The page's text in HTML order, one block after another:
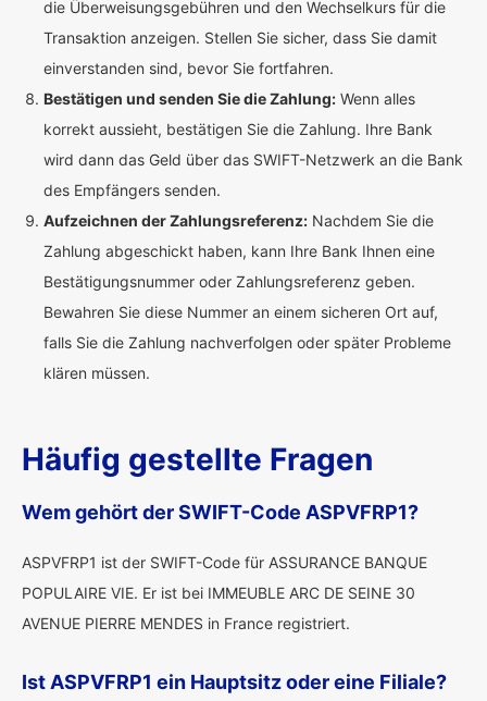
die Überweisungsgebühren und den Wechselkurs für die
Transaktion anzeigen. Stellen Sie sicher, dass Sie damit
einverstanden sind, bevor Sie fortfahren.
Bestätigen und senden Sie die Zahlung: Wenn alles
korrekt aussieht, bestätigen Sie die Zahlung. Ihre Bank
wird dann das Geld über das SWIFT-Netzwerk an die Bank
des Empfängers senden.
Aufzeichnen der Zahlungsreferenz: Nachdem Sie die
Zahlung abgeschickt haben, kann Ihre Bank Ihnen eine
Bestätigungsnummer oder Zahlungsreferenz geben.
Bewahren Sie diese Nummer an einem sicheren Ort auf,
falls Sie die Zahlung nachverfolgen oder später Probleme
klären müssen.
Häufig gestellte Fragen
Wem gehört der SWIFT-Code ASPVFRP1?
ASPVFRP1 ist der SWIFT-Code für ASSURANCE BANQUE
POPULAIRE VIE. Er ist bei IMMEUBLE ARC DE SEINE 30
AVENUE PIERRE MENDES in France registriert.
Ist ASPVFRP1 ein Hauptsitz oder eine Filiale?